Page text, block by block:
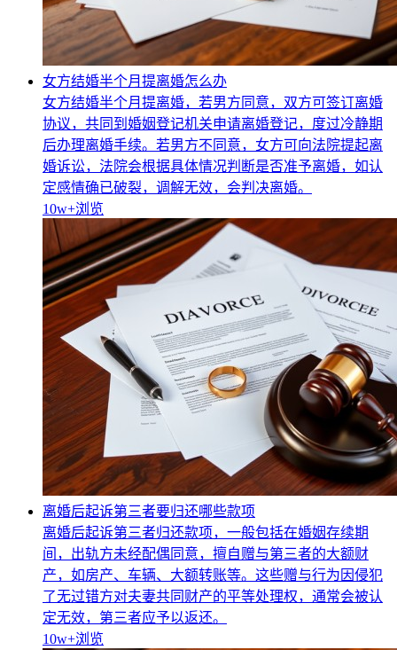
女方结婚半个月提离婚怎么办
女方结婚半个月提离婚，若男方同意，双方可签订离婚
协议，共同到婚姻登记机关申请离婚登记，度过冷静期
后办理离婚手续。若男方不同意，女方可向法院提起离
婚诉讼，法院会根据具体情况判断是否准予离婚，如认
定感情确已破裂，调解无效，会判决离婚。
10w+浏览
离婚后起诉第三者要归还哪些款项
离婚后起诉第三者归还款项，一般包括在婚姻存续期
间，出轨方未经配偶同意，擅自赠与第三者的大额财
产，如房产、车辆、大额转账等。这些赠与行为因侵犯
了无过错方对夫妻共同财产的平等处理权，通常会被认
定无效，第三者应予以返还。
10w+浏览